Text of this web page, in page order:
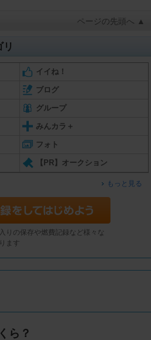
ページの先頭へ ▲
イイね！
ブログ
グループ
みんカラ＋
フォト
【PR】オークション
もっと見る
りの保存や燃費記録など様々な
ます
ら？